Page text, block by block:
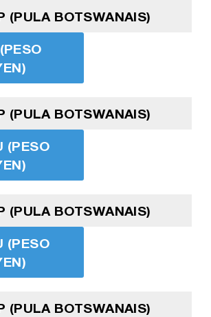
(PULA BOTSWANAIS)
(PULA BOTSWANAIS)
(PESO
(PULA BOTSWANAIS)
(PESO
(PULA BOTSWANAIS)